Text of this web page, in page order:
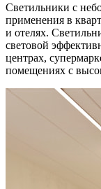
Светильники с
применения в
и отелях.
световой
центрах,
помещениях с